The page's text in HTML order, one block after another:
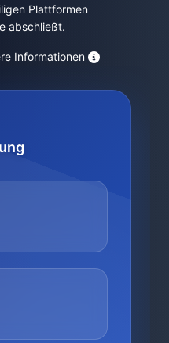
Plattformen
abschließt.
Informationen